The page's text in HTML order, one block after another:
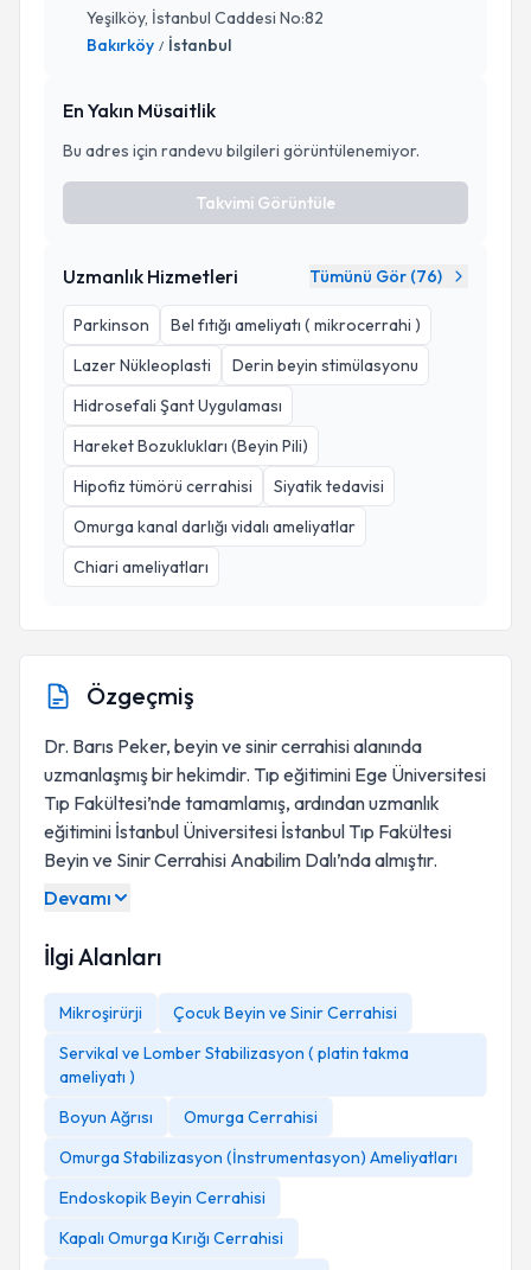
Yeşilköy, İstanbul Caddesi No:82
Bakırköy / İstanbul
En Yakın Müsaitlik
Bu adres için randevu bilgileri görüntülenemiyor.
Takvimi Görüntüle
Uzmanlık Hizmetleri Tümünü Gör (76)
Parkinson
Bel fıtığı ameliyatı ( mikrocerrahi )
Lazer Nükleoplasti
Derin beyin stimülasyonu
Hidrosefali Şant Uygulaması
Hareket Bozuklukları (Beyin Pili)
Hipofiz tümörü cerrahisi
Siyatik tedavisi
Omurga kanal darlığı vidalı ameliyatlar
Chiari ameliyatları
Özgeçmiş
Dr. Barıs Peker, beyin ve sinir cerrahisi alanında
uzmanlaşmış bir hekimdir. Tıp eğitimini Ege Üniversitesi
Tıp Fakültesi’nde tamamlamış, ardından uzmanlık
eğitimini İstanbul Üniversitesi İstanbul Tıp Fakültesi
Beyin ve Sinir Cerrahisi Anabilim Dalı’nda almıştır.
Devamı
İlgi Alanları
Mikroşirürji
Çocuk Beyin ve Sinir Cerrahisi
Servikal ve Lomber Stabilizasyon ( platin takma
ameliyatı )
Boyun Ağrısı
Omurga Cerrahisi
Omurga Stabilizasyon (İnstrumentasyon) Ameliyatları
Endoskopik Beyin Cerrahisi
Kapalı Omurga Kırığı Cerrahisi